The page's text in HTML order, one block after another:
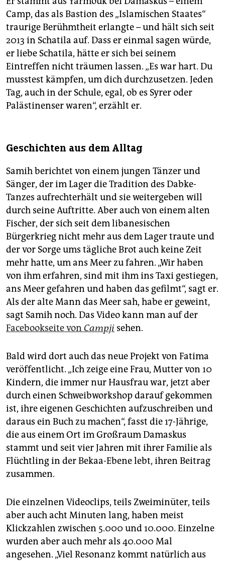
palästinensischen Organisationen, darunter auch
bewaffnete Einheiten, selbst verwaltet.
Palästinensische Einheiten waren Kriegspartei im
libanesischen Bürgerkrieg 1975–90. Aktuell ist das
Camp vor allem Reservoir für billige Arbeitskräfte.
Camp, das als Bastion des „Islamischen Staates“
traurige Berühmtheit erlangte – und hält sich seit
2013 in Schatila auf. Dass er einmal sagen würde,
er liebe Schatila, hätte er sich bei seinem
Eintreffen nicht träumen lassen. „Es war hart. Du
musstest kämpfen, um dich durchzusetzen. Jeden
Tag, auch in der Schule, egal, ob es Syrer oder
Palästinenser waren“, erzählt er.
Geschichten aus dem Alltag
Samih berichtet von einem jungen Tänzer und
Sänger, der im Lager die Tradition des Dabke-
Tanzes aufrechterhält und sie weitergeben will
durch seine Auftritte. Aber auch von einem alten
Fischer, der sich seit dem libanesischen
Bürgerkrieg nicht mehr aus dem Lager traute und
der vor Sorge ums tägliche Brot auch keine Zeit
mehr hatte, um ans Meer zu fahren. „Wir haben
von ihm erfahren, sind mit ihm ins Taxi gestiegen,
ans Meer gefahren und haben das gefilmt“, sagt er.
Als der alte Mann das Meer sah, habe er geweint,
sagt Samih noch. Das Video kann man auf der
Facebookseite von Campji sehen.
Bald wird dort auch das neue Projekt von Fatima
veröffentlicht. „Ich zeige eine Frau, Mutter von 10
Kindern, die immer nur Hausfrau war, jetzt aber
durch einen Schweibworkshop darauf gekommen
ist, ihre eigenen Geschichten aufzuschreiben und
daraus ein Buch zu machen“, fasst die 17-Jährige,
die aus einem Ort im Großraum Damaskus
stammt und seit vier Jahren mit ihrer Familie als
Flüchtling in der Bekaa-Ebene lebt, ihren Beitrag
zusammen.
Die einzelnen Videoclips, teils Zweiminüter, teils
aber auch acht Minuten lang, haben meist
Klickzahlen zwischen 5.000 und 10.000. Einzelne
wurden aber auch mehr als 40.000 Mal
angesehen. „Viel Resonanz kommt natürlich aus